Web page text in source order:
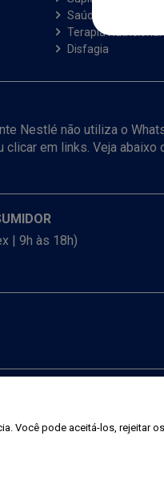
Saúde Renal
Terapia Nutricional
Disfagia
Nestlé não utiliza o
em links. Veja
| 9h às 18h)
Você pode aceitá-los, rejeitar